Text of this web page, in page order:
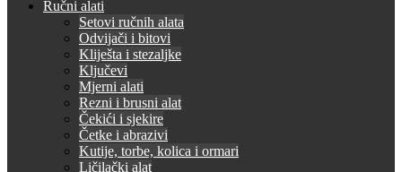
Ručni alati
Setovi ručnih alata
Odvijači i bitovi
Kliješta i stezaljke
Ključevi
Mjerni alati
Rezni i brusni alat
Čekići i sjekire
Četke i abrazivi
Kutije, torbe, kolica i ormari
Ličilački alat